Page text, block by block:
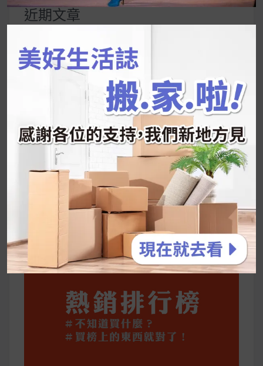
鍵
字:
近期文章
韓國人為什麼不容易胖？
推的MZ Diet ！
好吃的蛋白點心還有好玩的運動小遊戲！今年過
年已經等不及帶這盒跟我的親戚、朋友們一起分
享～
2026 過年禮盒推薦｜五款百元健康伴手禮
停用猛健樂後會反彈嗎？作用解析＋停藥後體重
維持全攻略
公主營養師：飲食改變也是能快樂執行的！6 個
你一定要知道的技巧